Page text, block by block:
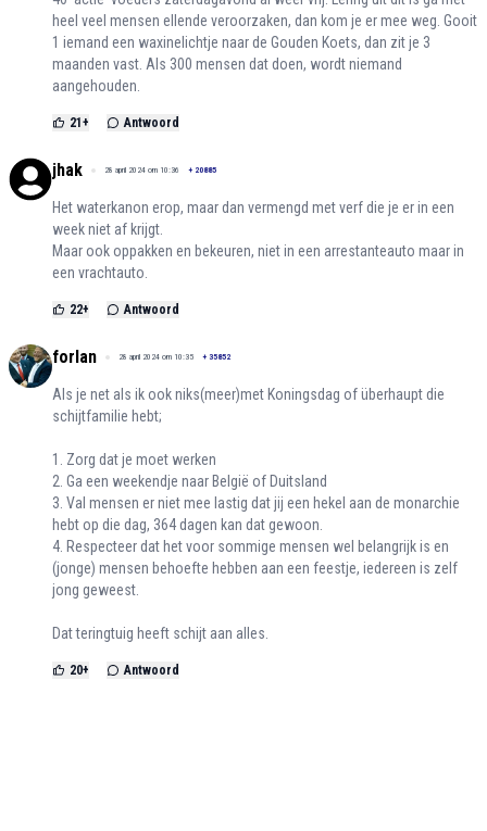
heel veel mensen ellende veroorzaken, dan kom je er mee weg. Gooit
1 iemand een waxinelichtje naar de Gouden Koets, dan zit je 3
maanden vast. Als 300 mensen dat doen, wordt niemand
aangehouden.
21 + Antwoord
jhak 28 april 2024 om 10:36 + 20885
Het waterkanon erop, maar dan vermengd met verf die je er in een
week niet af krijgt.
Maar ook oppakken en bekeuren, niet in een arrestanteauto maar in
een vrachtauto.
22+ Antwoord
forlan 28 april 2024 om 10:35 + 35852
Als je net als ik ook niks(meer)met Koningsdag of überhaupt die
schijtfamilie hebt;
1. Zorg dat je moet werken
2. Ga een weekendje naar België of Duitsland
3. Val mensen er niet mee lastig dat jij een hekel aan de monarchie
hebt op die dag, 364 dagen kan dat gewoon.
4. Respecteer dat het voor sommige mensen wel belangrijk is en
(jonge) mensen behoefte hebben aan een feestje, iedereen is zelf
jong geweest.
Dat teringtuig heeft schijt aan alles.
20+ Antwoord